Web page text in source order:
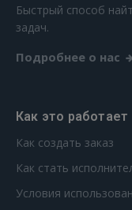
Быстрый способ
задач.
Подробнее о нас
Как это работает
Как создать заказ
Как стать
Условия